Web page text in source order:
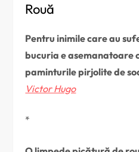
Rouă
Pentru inimile care au
bucuria e asemanatoare
paminturile pirjolite de
Victor Hugo
*